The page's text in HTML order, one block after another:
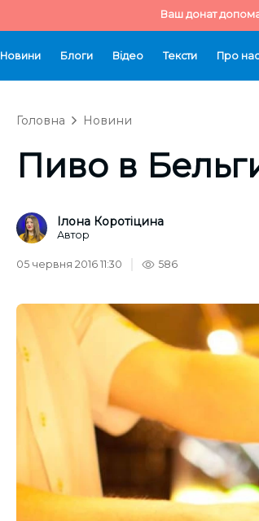
Ваш донат
Новини Блоги Відео Тексти Про нас
Головна Новини
Пиво в
Ілона Коротіцина
Автор
05 червня 2016 11:30 586